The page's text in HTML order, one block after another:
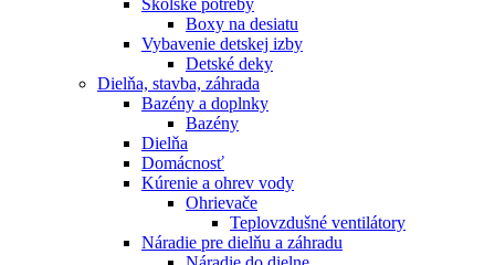
Školské potreby
Boxy na desiatu
Vybavenie detskej izby
Detské deky
Dielňa, stavba, záhrada
Bazény a doplnky
Bazény
Dielňa
Domácnosť
Kúrenie a ohrev vody
Ohrievače
Teplovzdušné ventilátory
Náradie pre dielňu a záhradu